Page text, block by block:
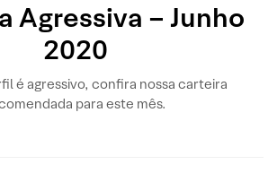
Agressiva – Junho
2020
é agressivo, confira nossa carteira
para este mês.